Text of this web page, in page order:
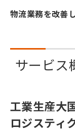
物流業務を改善
サービス
工業生産大
ロジスティ